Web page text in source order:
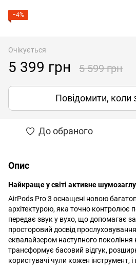
−4%
Очікується
5 399 грн 5 599 грн
Повідомити, коли
До обраного
Опис
Найкраще у світі активне
AirPods Pro 3 оснащені новою
архітектурою, яка точно контролює
передає звук у вухо, що допомагає
просторовий досвід
еквалайзером наступного покоління
трансформує басовий відгук,
користувачі чули кожен інструмент,